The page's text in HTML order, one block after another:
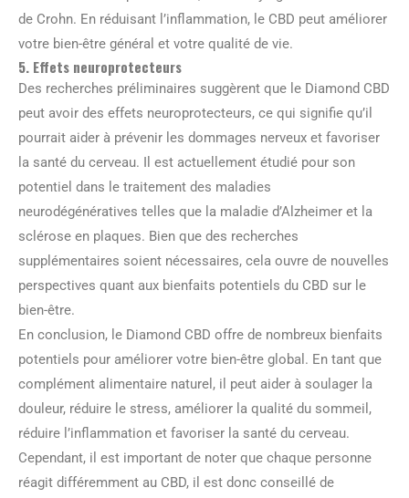
de Crohn. En réduisant l’inflammation, le CBD peut améliorer
votre bien-être général et votre qualité de vie.
5. Effets neuroprotecteurs
Des recherches préliminaires suggèrent que le Diamond CBD
peut avoir des effets neuroprotecteurs, ce qui signifie qu’il
pourrait aider à prévenir les dommages nerveux et favoriser
la santé du cerveau. Il est actuellement étudié pour son
potentiel dans le traitement des maladies
neurodégénératives telles que la maladie d’Alzheimer et la
sclérose en plaques. Bien que des recherches
supplémentaires soient nécessaires, cela ouvre de nouvelles
perspectives quant aux bienfaits potentiels du CBD sur le
bien-être.
En conclusion, le Diamond CBD offre de nombreux bienfaits
potentiels pour améliorer votre bien-être global. En tant que
complément alimentaire naturel, il peut aider à soulager la
douleur, réduire le stress, améliorer la qualité du sommeil,
réduire l’inflammation et favoriser la santé du cerveau.
Cependant, il est important de noter que chaque personne
réagit différemment au CBD, il est donc conseillé de